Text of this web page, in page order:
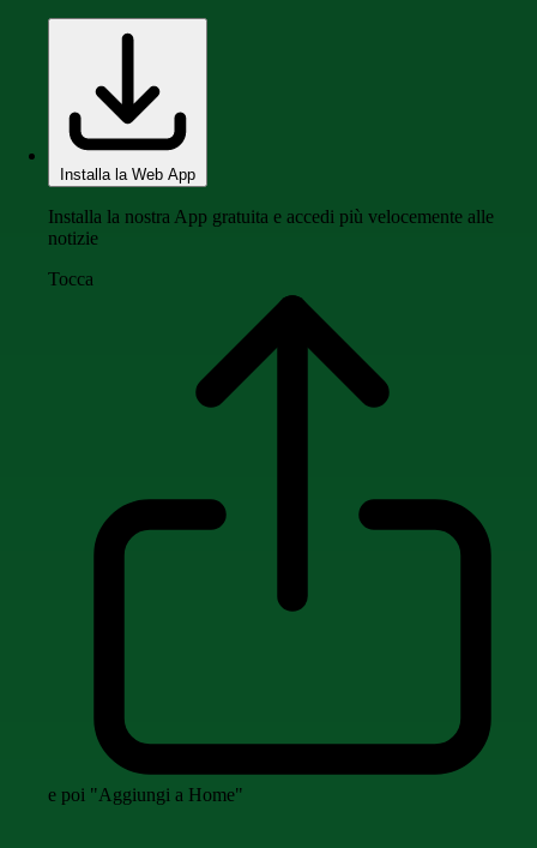
Installa la Web App
Installa la nostra App gratuita e accedi più velocemente alle
notizie
Tocca
e poi "Aggiungi a Home"